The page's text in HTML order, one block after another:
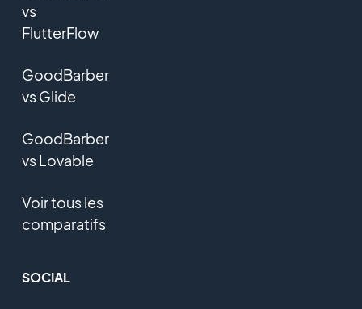
vs
FlutterFlow
GoodBarber
vs Glide
GoodBarber
vs Lovable
Voir tous les
comparatifs
SOCIAL